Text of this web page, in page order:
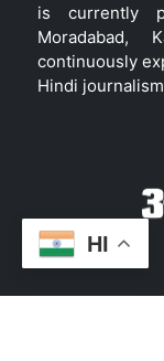
HI
is currently
Moradabad,
continuously
Hindi